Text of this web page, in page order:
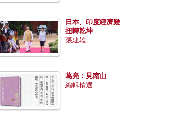
日本、印度經濟難
扭轉乾坤
張建雄
葛亮：見南山
編輯精選